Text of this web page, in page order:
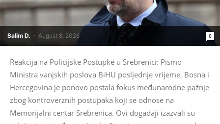
Salim D. - August 8, 2026 0
Reakcija na Policijske Postupke u Srebrenici: Pismo
Ministra vanjskih poslova BiHU posljednje vrijeme, Bosna i
Hercegovina je ponovo postala fokus međunarodne pažnje
zbog kontroverznih postupaka koji se odnose na
Memorijalni centar Srebrenica. Ovi događaji izazvali su